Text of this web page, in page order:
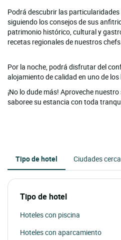
Podrá descubrir las
siguiendo los consejos de sus
patrimonio histórico, cultural y
recetas regionales de nuestros
Por la noche, podrá disfrutar del
alojamiento de calidad en uno de
¡No lo dude más! Aproveche
saboree su estancia con toda
Tipo de hotel Ciudades
Tipo de hotel
Hoteles con piscina
Hoteles con aparcamiento